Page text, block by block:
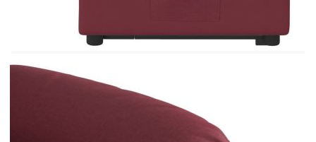
стабилна рамка: Рамката, изработена от дърво и
метал, осигурява здрава структура и стабилност.
Този накланящ се фотьойл е удобен и
Цвят: Виненочервен
Материал: Плат (100% полиестер), метал,
Пълнежен материал: Дунапрен, PP влакна